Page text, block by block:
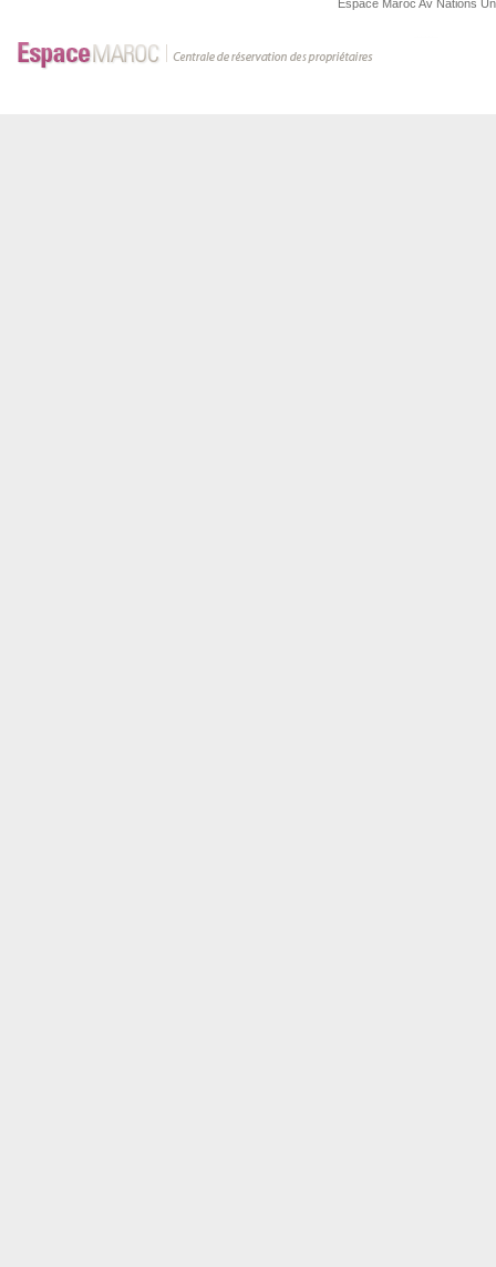
Espace Maroc Av Nations